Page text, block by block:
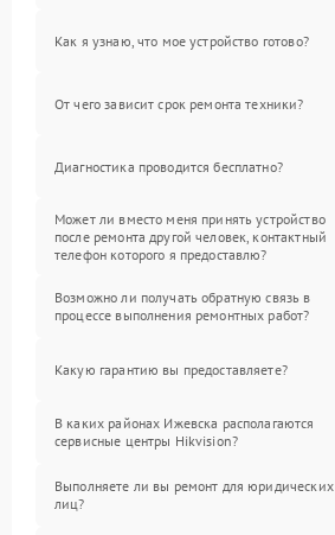
Как я узнаю, что мое устройство готово?
От чего зависит срок ремонта техники?
Диагностика проводится бесплатно?
Может ли вместо меня принять устройство
после ремонта другой человек, контактный
телефон которого я предоставлю?
Возможно ли получать обратную связь в
процессе выполнения ремонтных работ?
Какую гарантию вы предоставляете?
В каких районах Ижевска располагаются
сервисные центры Hikvision?
Выполняете ли вы ремонт для юридических
лиц?